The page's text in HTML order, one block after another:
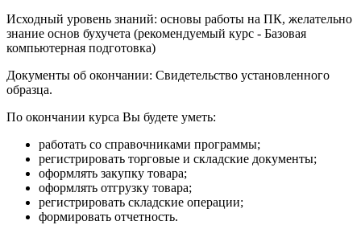
Исходный уровень знаний: основы работы на ПК, желательно
знание основ бухучета (рекомендуемый курс - Базовая
компьютерная подготовка)
Документы об окончании: Свидетельство установленного
образца.
По окончании курса Вы будете уметь:
работать со справочниками программы;
регистрировать торговые и складские документы;
оформлять закупку товара;
оформлять отгрузку товара;
регистрировать складские операции;
формировать отчетность.